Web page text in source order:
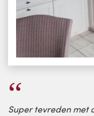
Super tevreden met